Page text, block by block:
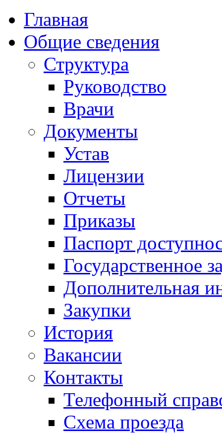
Главная
Общие сведения
Структура
Руководство
Врачи
Документы
Устав
Лицензии
Отчеты
Приказы
Паспорт
Государственное
Дополнительная
Закупки
История
Вакансии
Контакты
Телефонный
Схема проезда